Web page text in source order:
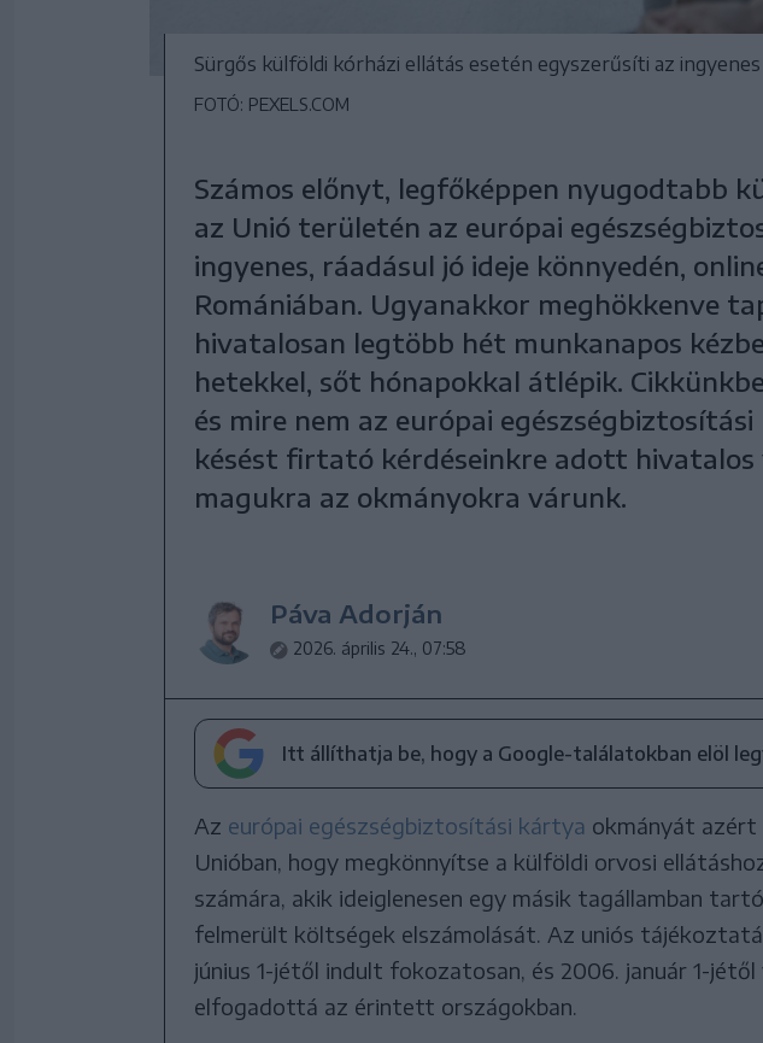
Sürgős külföldi kórházi ellátás esetén egyszerűsíti az
FOTÓ: PEXELS.COM
Számos előnyt, legfőképpen nyugodtabb
az Unió területén az európai
ingyenes, ráadásul jó ideje könnyedén,
Romániában. Ugyanakkor meghökkenve
hivatalosan legtöbb hét munkanapos
hetekkel, sőt hónapokkal átlépik.
és mire nem az európai
késést firtató kérdéseinkre adott hivatalos
magukra az okmányokra várunk.
Páva Adorján
2026. április 24., 07:58
Itt állíthatja be, hogy a Google-találatokban elöl
Az európai egészségbiztosítási kártya okmányát azért
Unióban, hogy megkönnyítse a külföldi orvosi
számára, akik ideiglenesen egy másik tagállamban
felmerült költségek elszámolását. Az uniós
június 1-jétől indult fokozatosan, és 2006. január 1-
elfogadottá az érintett országokban.